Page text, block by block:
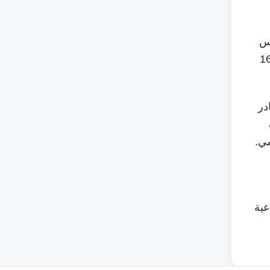
تقود المنظمة، بمساندة وتصويت أكثر من 160